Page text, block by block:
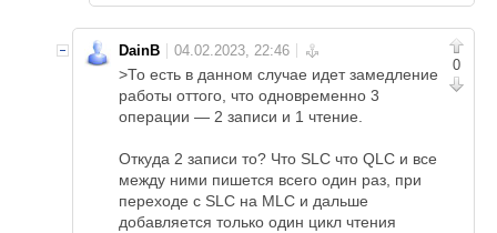
0
DainB
>То есть в данном случае идет замедление
работы оттого, что одновременно 3
операции — 2 записи и 1 чтение.
Откуда 2 записи то? Что SLC что QLC и все
между ними пишется всего один раз, при
переходе с SLC на MLC и дальше
добавляется только один цикл чтения